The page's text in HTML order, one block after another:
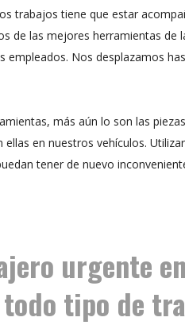
trabajos tiene que estar
de las mejores herramientas de
empleados. Nos desplazamos
más aún lo son las
en nuestros vehículos. Utilizar
tener de nuevo
urgente
tipo de